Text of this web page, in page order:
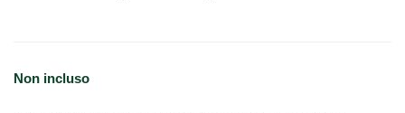
Non incluso